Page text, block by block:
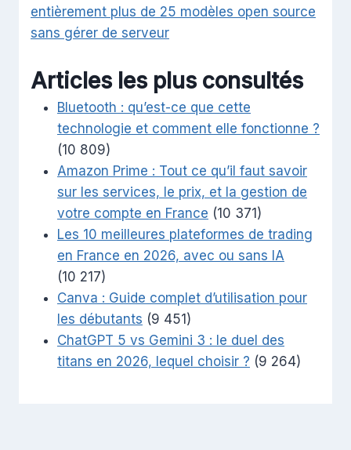
entièrement plus de 25 modèles open source
sans gérer de serveur
Articles les plus consultés
Bluetooth : qu’est-ce que cette
technologie et comment elle fonctionne ?
(10 809)
Amazon Prime : Tout ce qu’il faut savoir
sur les services, le prix, et la gestion de
votre compte en France (10 371)
Les 10 meilleures plateformes de trading
en France en 2026, avec ou sans IA
(10 217)
Canva : Guide complet d’utilisation pour
les débutants (9 451)
ChatGPT 5 vs Gemini 3 : le duel des
titans en 2026, lequel choisir ? (9 264)